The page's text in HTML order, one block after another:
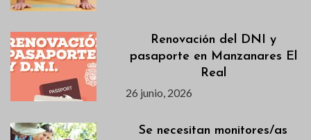
Renovación del DNI y
pasaporte en Manzanares El
Real
26 junio, 2026
Se necesitan monitores/as